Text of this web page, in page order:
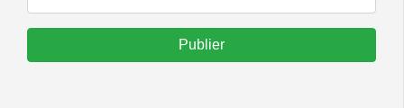
Publier